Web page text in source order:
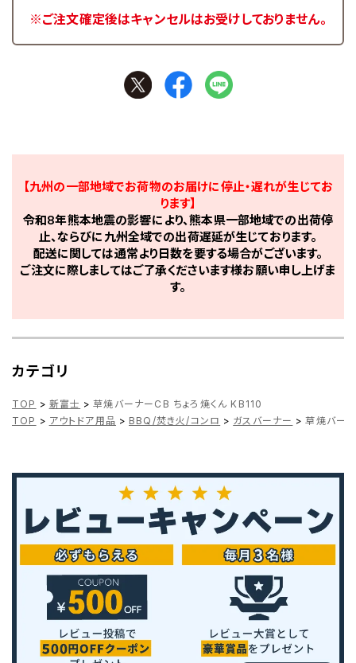
※ご注文確定後はキャンセルはお受けしておりません。
【九州の一部地域でお荷物のお届けに停止・遅れが生じてお
ります】
令和8年熊本地震の影響により、熊本県一部地域での出荷停
止、ならびに九州全域での出荷遅延が生じております。
配送に関しては通常より日数を要する場合がございます。
ご注文に際しましてはご了承くださいます様お願い申し上げま
す。
カテゴリ
TOP > 新富士 > 草焼バーナーCB ちょろ焼くん KB110
TOP > アウトドア用品 > BBQ/焚き火/コンロ > ガスバーナー > 草焼バー